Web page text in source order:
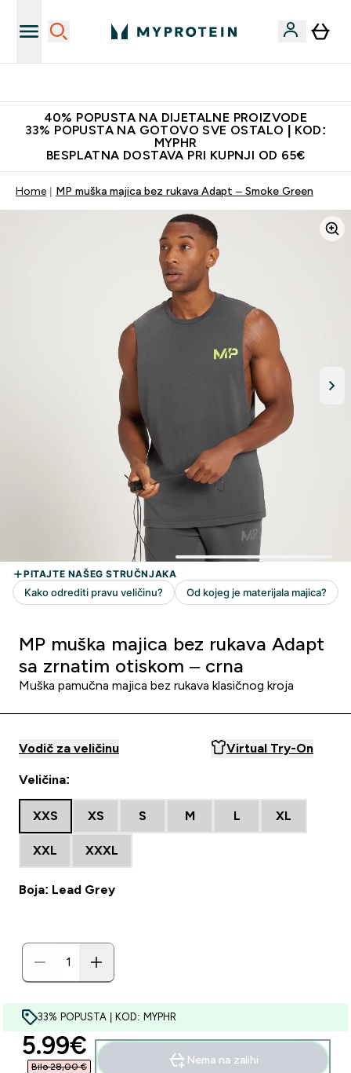
40% POPUSTA NA DIJETALNE PROIZVODE
33% POPUSTA NA GOTOVO SVE OSTALO | KOD:
MYPHR
BESPLATNA DOSTAVA PRI KUPNJI OD 65€
Home MP muška majica bez rukava Adapt – Smoke Green
MP muška majica bez rukava Adapt
sa zrnatim otiskom – crna
Muška pamučna majica bez rukava klasičnog kroja
Vodič za veličinu Virtual Try-On
Veličina:
XXS XS S M L XL
XXL XXXL
Boja: Lead Grey
33% POPUSTA | KOD: MYPHR
discounted price
5.99€‎
Bilo 28,00 €‎
Nema na zalihi